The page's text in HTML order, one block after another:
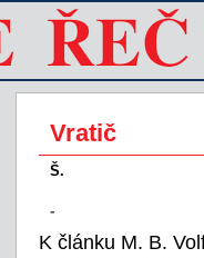
Vratič
Š.
-
K článku M. B.